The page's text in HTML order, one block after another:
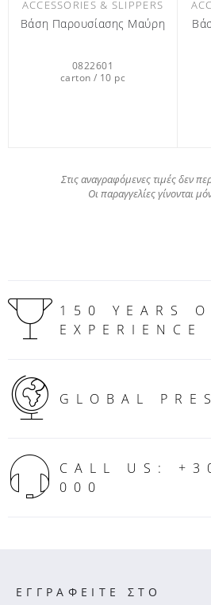
ACCESSORIES & SLIPPERS
Βάση Παρουσίασης Μαύρη
0822601
carton / 10 pc
Στις αναγραφόμενες τιμές δεν
Οι παραγγελίες γίνονται
150 YEARS
EXPERIENCE
GLOBAL
CALL US:
000
ΕΓΓΡΑΦΕΙΤΕ ΣΤΟ